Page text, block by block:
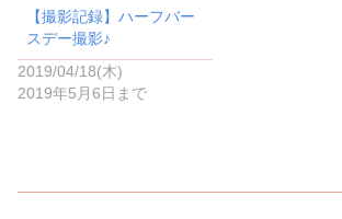
【撮影記録】ハーフバー
スデー撮影♪
2019/04/18(木)
2019年5月6日まで